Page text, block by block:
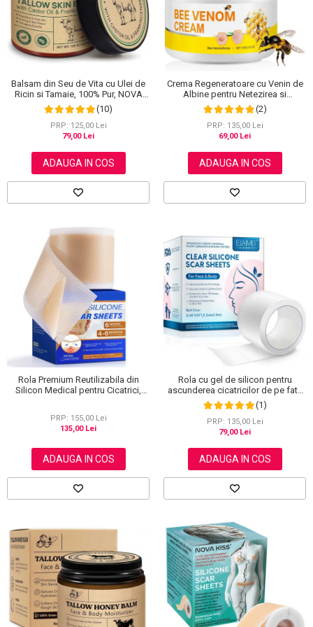
Balsam din Seu de Vita cu Ulei de
Ricin si Tamaie, 100% Pur, NOVA
KISS®, 120 g(10)
PRP: 125,00 Lei
79,00 Lei
ADAUGA IN COS
Crema Regeneratoare cu Venin de
Albine pentru Netezirea si
Reinoirea Pielii, 100 g
(2)
PRP: 135,00 Lei
69,00 Lei
ADAUGA IN COS
Rola Premium Reutilizabila din
Silicon Medical pentru Cicatrici,
PRP: 155,00 Lei
135,00 Lei
ADAUGA IN COS
Rola cu gel de silicon pentru
ascunderea cicatricilor de pe fata
sau corp, plasture reutilizabil, 2.5
cm x 1.5 m, Elaimei
(1)
PRP: 135,00 Lei
79,00 Lei
ADAUGA IN COS